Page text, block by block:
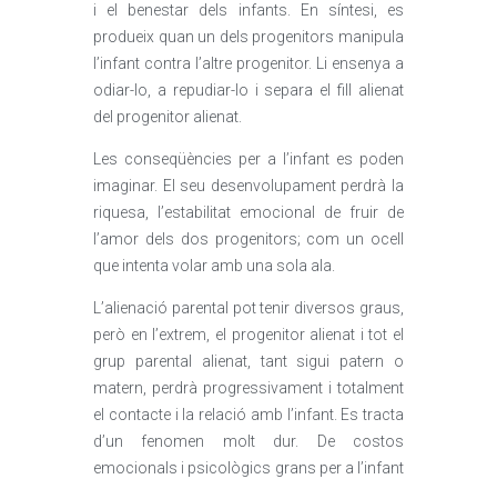
i el benestar dels infants. En síntesi, es
produeix quan un dels progenitors manipula
l’infant contra l’altre progenitor. Li ensenya a
odiar-lo, a repudiar-lo i separa el fill alienat
del progenitor alienat.
Les conseqüències per a l’infant es poden
imaginar. El seu desenvolupament perdrà la
riquesa, l’estabilitat emocional de fruir de
l’amor dels dos progenitors; com un ocell
que intenta volar amb una sola ala.
L’alienació parental pot tenir diversos graus,
però en l’extrem, el progenitor alienat i tot el
grup parental alienat, tant sigui patern o
matern, perdrà progressivament i totalment
el contacte i la relació amb l’infant. Es tracta
d’un fenomen molt dur. De costos
emocionals i psicològics grans per a l’infant